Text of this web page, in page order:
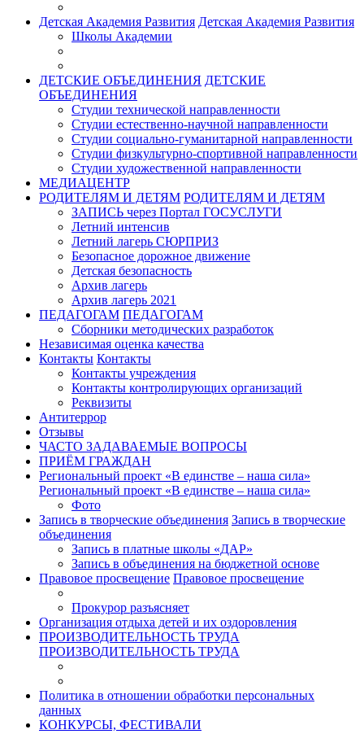
Детская Академия Развития Детская Академия Развития
Школы Академии
ДЕТСКИЕ ОБЪЕДИНЕНИЯ ДЕТСКИЕ
ОБЪЕДИНЕНИЯ
Студии технической направленности
Студии естественно-научной направленности
Студии социально-гуманитарной направленности
Студии физкультурно-спортивной направленности
Студии художественной направленности
МЕДИАЦЕНТР
РОДИТЕЛЯМ И ДЕТЯМ РОДИТЕЛЯМ И ДЕТЯМ
ЗАПИСЬ через Портал ГОСУСЛУГИ
Летний интенсив
Летний лагерь СЮРПРИЗ
Безопасное дорожное движение
Детская безопасность
Архив лагерь
Архив лагерь 2021
ПЕДАГОГАМ ПЕДАГОГАМ
Сборники методических разработок
Независимая оценка качества
Контакты Контакты
Контакты учреждения
Контакты контролирующих организаций
Реквизиты
Антитеррор
Отзывы
ЧАСТО ЗАДАВАЕМЫЕ ВОПРОСЫ
ПРИЁМ ГРАЖДАН
Региональный проект «В единстве – наша сила»
Региональный проект «В единстве – наша сила»
Фото
Запись в творческие объединения Запись в творческие
объединения
Запись в платные школы «ДАР»
Запись в объединения на бюджетной основе
Правовое просвещение Правовое просвещение
Прокурор разъясняет
Организация отдыха детей и их оздоровления
ПРОИЗВОДИТЕЛЬНОСТЬ ТРУДА
ПРОИЗВОДИТЕЛЬНОСТЬ ТРУДА
Политика в отношении обработки персональных
данных
КОНКУРСЫ, ФЕСТИВАЛИ